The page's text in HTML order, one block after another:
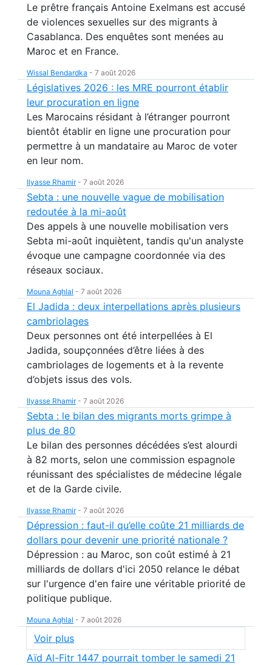
Le prêtre français Antoine Exelmans est accusé
de violences sexuelles sur des migrants à
Casablanca. Des enquêtes sont menées au
Maroc et en France.
Wissal Bendardka - 7 août 2026
Législatives 2026 : les MRE pourront établir
leur procuration en ligne
Les Marocains résidant à l’étranger pourront
bientôt établir en ligne une procuration pour
permettre à un mandataire au Maroc de voter
en leur nom.
Ilyasse Rhamir- 7 août 2026
Sebta : une nouvelle vague de mobilisation
redoutée à la mi-août
Des appels à une nouvelle mobilisation vers
Sebta mi-août inquiètent, tandis qu'un analyste
évoque une campagne coordonnée via des
réseaux sociaux.
Mouna Aghlal - 7 août 2026
El Jadida : deux interpellations après plusieurs
cambriolages
Deux personnes ont été interpellées à El
Jadida, soupçonnées d’être liées à des
cambriolages de logements et à la revente
d’objets issus des vols.
Ilyasse Rhamir- 7 août 2026
Sebta : le bilan des migrants morts grimpe à
plus de 80
Le bilan des personnes décédées s’est alourdi
à 82 morts, selon une commission espagnole
réunissant des spécialistes de médecine légale
et de la Garde civile.
Ilyasse Rhamir- 7 août 2026
Dépression : faut-il qu’elle coûte 21 milliards de
dollars pour devenir une priorité nationale ?
Dépression : au Maroc, son coût estimé à 21
milliards de dollars d'ici 2050 relance le débat
sur l'urgence d'en faire une véritable priorité de
politique publique.
Mouna Aghlal - 7 août 2026
Voir plus
Aïd Al-Fitr 1447 pourrait tomber le samedi 21